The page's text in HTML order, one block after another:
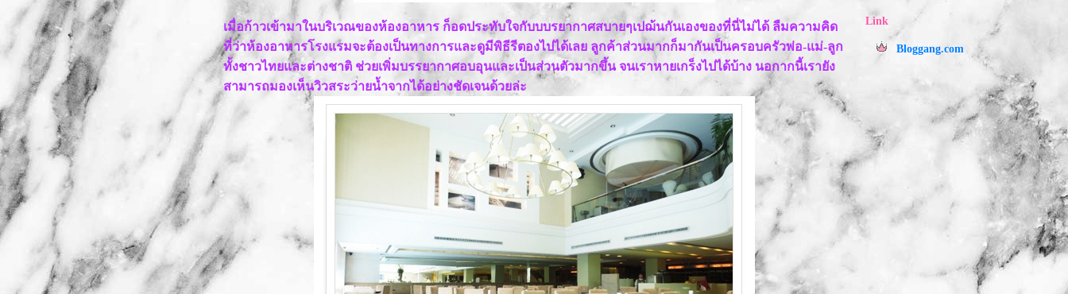
กุ้งเน้นๆ อิ่มแน่นๆ ที่ AKA Buffet
อร่อยบิ๊กไซส์..กับบะหมี่จอมพลัง
ได้เวลาเกาหลี...ที่กิมจิ ไทม์
ไอติมหม้อไฟ.....เป็นยังไง ต้องมา
ดู*-*
Fuku Matcha คาเฟ่ของคนเลิฟๆ
ชาเขียว
ร้านอาหารเวียดนามสุด
เลิฟ....วนิดา
อร่อยแบบคนเมือง ทีเจียงฮายใกล้ๆ
อร่อยแบบไทยๆ ที่นัฐพร ไอศครีม
อร่อยแบบบังเอิญ ที่หน้าวัดโสธร
อร่อยเบาๆ ที่ ปัง-หยา-อารีย์
เมื่อก้าวเข้ามาในบริเวณของห้องอาหาร ก็อดประทับใจกับบบรยากาศสบายๆเปฌ้นกันเองของที่นี่ไม่ได้ ลืมความคิด
ที่ว่าห้องอาหารโรงแรมจะต้องเป็นทางการและดูมีพิธีรีตองไปได้เลย ลูกค้าส่วนมากก็มากันเป็นครอบครัวพ่อ-แม่-ลูก
ทั้งชาวไทยและต่างชาติ ช่วยเพิ่มบรรยากาศอบอุนและเป็นส่วนตัวมากขึ้น จนเราหายเกร็งไปได้บ้าง นอกากนี้เรายัง
สามารถมองเห็นวิวสระว่ายน้ำจากได้อย่างชัดเจนด้วยล่ะ
Link
Bloggang.com